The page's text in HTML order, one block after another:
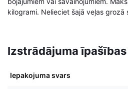
kilogrami. Nelieciet šajā veļas grozā
Izstrādājuma īpašības
Iepakojuma svars